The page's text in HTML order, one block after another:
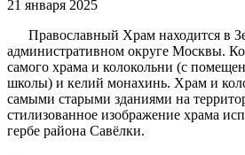
21 января 2025
Православный Храм находится в
административном округе Москвы.
самого храма и колокольни (с
школы) и келий монахинь. Храм и
самыми старыми зданиями на
стилизованное изображение храма
гербе района Савёлки.